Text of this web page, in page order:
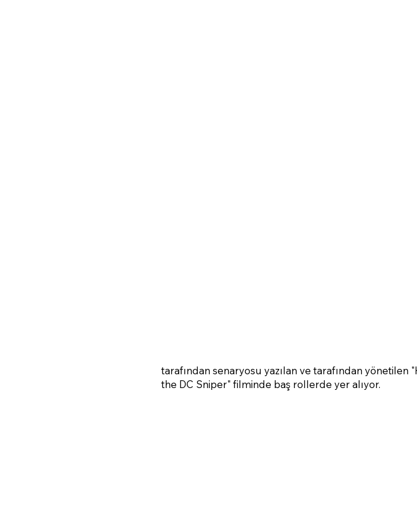
tarafından senaryosu yazılan ve tarafından
the DC Sniper" filminde baş rollerde yer alıyor.